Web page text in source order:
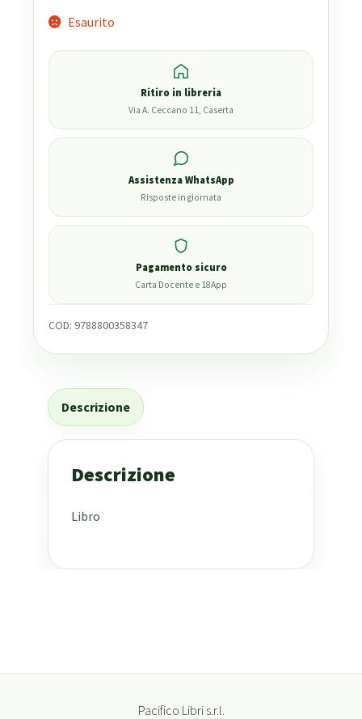
Esaurito
Ritiro in libreria
Via A. Ceccano 11, Caserta
Assistenza WhatsApp
Risposte in giornata
Pagamento sicuro
Carta Docente e 18App
COD: 9788800358347
Descrizione
Descrizione
Libro
Pacifico Libri s.r.l.